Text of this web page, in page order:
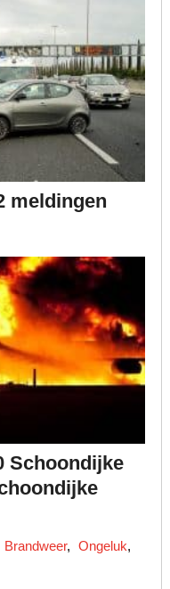
meldingen
Schoondijke
Brandweer, Ongeluk,